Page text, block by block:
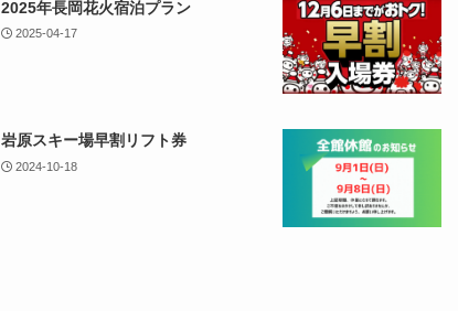
2025年長岡花火宿泊プラン
2025-04-17
岩原スキー場早割リフト券
2024-10-18